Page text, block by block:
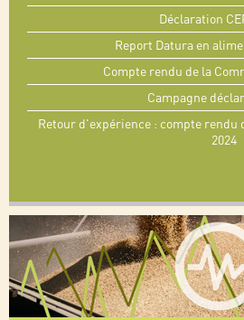
Déclaration
Report Datura en
Compte rendu de la
Campagne
Retour d'expérience : compte rendu
2024